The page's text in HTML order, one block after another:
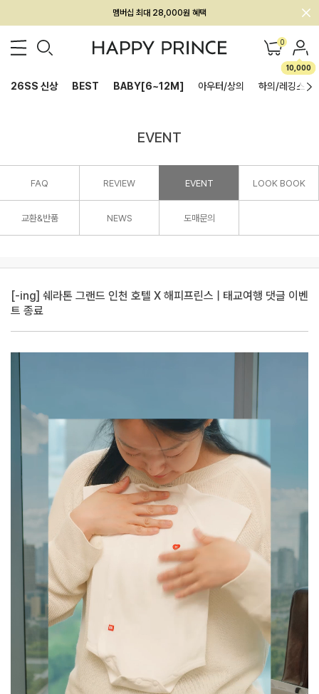
회원전용 아울렛, 가입하면 ~60% 할인!
멤버십 최대 28,000원 혜택 0
10,000
26SS 신상 BEST BABY[6~12M] 아우터/상의 하의/레깅스
EVENT
FAQ REVIEW EVENT LOOK BOOK
교환&반품 NEWS 도매문의
[-ing] 쉐라톤 그랜드 인천 호텔 X 해피프린스 | 태교여행 댓글 이벤
트 종료